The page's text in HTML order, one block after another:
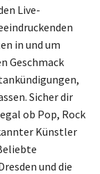
Live-
in und um
Geschmack
Sicher dir
ob Pop, Rock
Künstler
und die